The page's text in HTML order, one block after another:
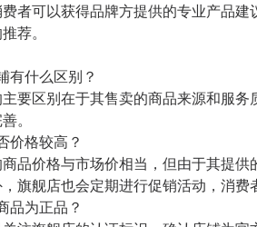
者可以获得品牌方提供的专业产品
荐。
有什么区别？
要区别在于其售卖的商品来源和服
。
价格较高？
品价格与市场价相当，但由于其提
旗舰店也会定期进行促销活动，消
品为正品？